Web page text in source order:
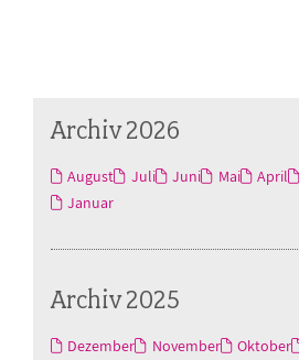
Archiv 2026
August Juli Juni Mai April
Januar
Archiv 2025
Dezember November Oktober